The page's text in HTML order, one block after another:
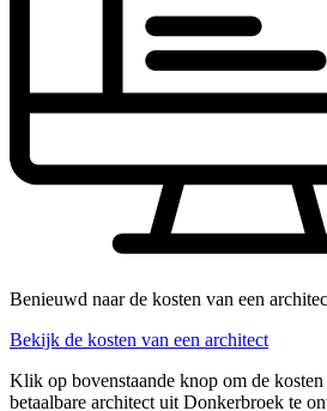
Benieuwd naar de kosten van een
Bekijk de kosten van een architect
Klik op bovenstaande knop om de
betaalbare architect uit Donkerbroek te